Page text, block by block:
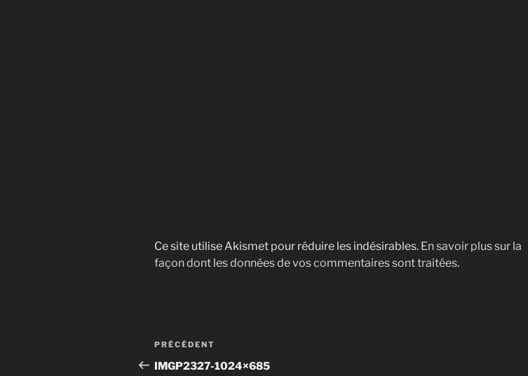
Ce site utilise Akismet pour réduire les indésirables. En savoir plus sur la
façon dont les données de vos commentaires sont traitées.
Navigation
de
Article
précédent
PRÉCÉDENT
IMGP2327-1024×685